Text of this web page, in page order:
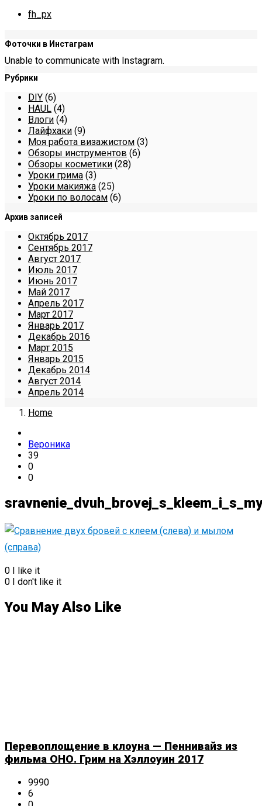
fh_px
Фоточки в Инстаграм
Unable to communicate with Instagram.
Рубрики
DIY (6)
HAUL (4)
Влоги (4)
Лайфхаки (9)
Моя работа визажистом (3)
Обзоры инструментов (6)
Обзоры косметики (28)
Уроки грима (3)
Уроки макияжа (25)
Уроки по волосам (6)
Архив записей
Октябрь 2017
Сентябрь 2017
Август 2017
Июль 2017
Июнь 2017
Май 2017
Апрель 2017
Март 2017
Январь 2017
Декабрь 2016
Март 2015
Январь 2015
Декабрь 2014
Август 2014
Апрель 2014
Home
Вероника
39
0
0
0 I like it
0 I don't like it
You May Also Like
Перевоплощение в клоуна — Пеннивайз из
фильма ОНО. Грим на Хэллоуин 2017
9990
6